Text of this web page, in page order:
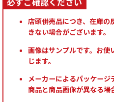
店頭併売品につき、在庫の
きない場合がございます。
画像はサンプルです。お使
じます。
メーカーによるパッケー
商品と商品画像が異なる場